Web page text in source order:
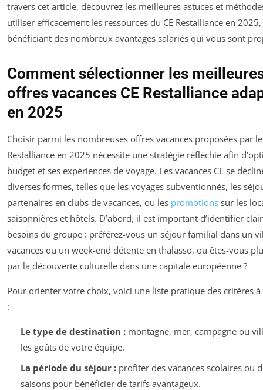
travers cet article, découvrez les meilleures astuces et
utiliser efficacement les ressources du CE Restalliance en
bénéficiant des nombreux avantages salariés qui vous sont
Comment sélectionner les
offres vacances CE Restalliance
en 2025
Choisir parmi les nombreuses offres vacances proposées par le
Restalliance en 2025 nécessite une stratégie réfléchie afin
budget et ses expériences de voyage. Les vacances CE se
diverses formes, telles que les voyages subventionnés, les
partenaires en clubs de vacances, ou les promotions sur les
saisonnières et hôtels. D’abord, il est important d’identifier
besoins du groupe : préférez-vous un séjour familial dans un
vacances ou un week-end détente en thalasso, ou êtes-vous
par la découverte culturelle dans une capitale européenne ?
Pour orienter votre choix, voici une liste pratique des critères
:
Le type de destination :montagne, mer, campagne ou
les goûts de votre équipe.
La période du séjour :profiter des vacances scolaires ou
saisons pour bénéficier de tarifs avantageux.